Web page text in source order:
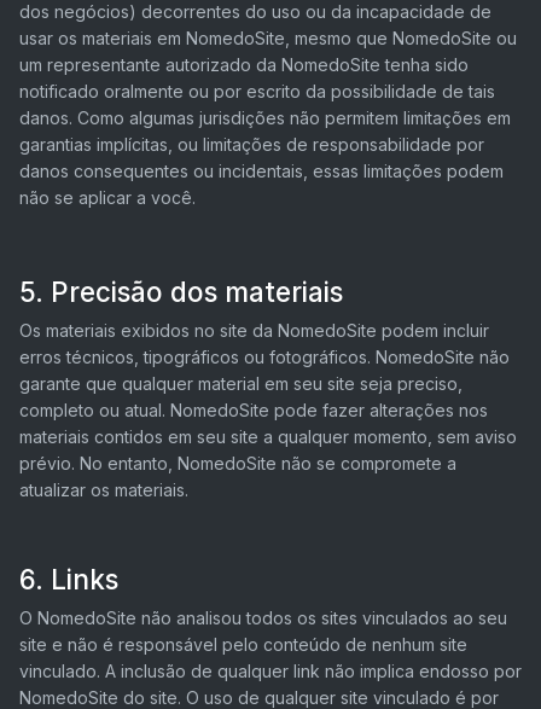
dos negócios) decorrentes do uso ou da incapacidade de
usar os materiais em NomedoSite, mesmo que NomedoSite ou
um representante autorizado da NomedoSite tenha sido
notificado oralmente ou por escrito da possibilidade de tais
danos. Como algumas jurisdições não permitem limitações em
garantias implícitas, ou limitações de responsabilidade por
danos consequentes ou incidentais, essas limitações podem
não se aplicar a você.
5. Precisão dos materiais
Os materiais exibidos no site da NomedoSite podem incluir
erros técnicos, tipográficos ou fotográficos. NomedoSite não
garante que qualquer material em seu site seja preciso,
completo ou atual. NomedoSite pode fazer alterações nos
materiais contidos em seu site a qualquer momento, sem aviso
prévio. No entanto, NomedoSite não se compromete a
atualizar os materiais.
6. Links
O NomedoSite não analisou todos os sites vinculados ao seu
site e não é responsável pelo conteúdo de nenhum site
vinculado. A inclusão de qualquer link não implica endosso por
NomedoSite do site. O uso de qualquer site vinculado é por